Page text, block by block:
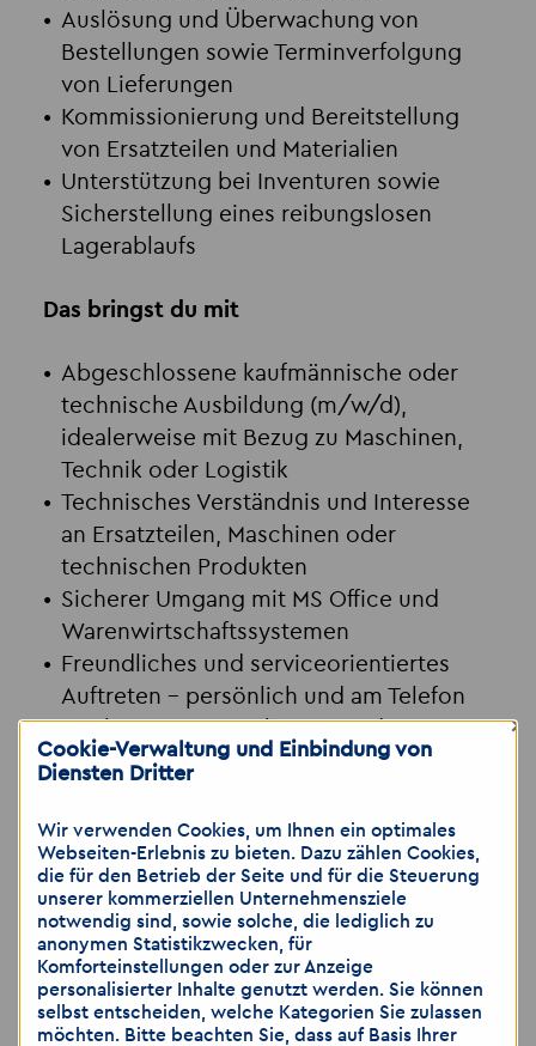
Auslösung und Überwachung von
Bestellungen sowie Terminverfolgung
von Lieferungen
Kommissionierung und Bereitstellung
von Ersatzteilen und Materialien
Unterstützung bei Inventuren sowie
Sicherstellung eines reibungslosen
Lagerablaufs
Das bringst du mit
Abgeschlossene kaufmännische oder
technische Ausbildung (m/w/d),
idealerweise mit Bezug zu Maschinen,
Technik oder Logistik
Technisches Verständnis und Interesse
an Ersatzteilen, Maschinen oder
technischen Produkten
Sicherer Umgang mit MS Office und
Warenwirtschaftssystemen
Freundliches und serviceorientiertes
Auftreten – persönlich und am Telefon
selbstständige Arbeitsweise
Jetzt bewerben!
Schick deine Bewerbung
anleipzig@akzent-personal.deoder ruf
uns direkt an unter0341 9837828
mobil0152 59141831– gerne auch per
Messenger.
Cookie-Verwaltung und Einbindung von
Diensten Dritter
×
Wir verwenden Cookies, um Ihnen ein optimales
Webseiten-Erlebnis zu bieten. Dazu zählen Cookies,
die für den Betrieb der Seite und für die Steuerung
unserer kommerziellen Unternehmensziele
notwendig sind, sowie solche, die lediglich zu
anonymen Statistikzwecken, für
Komforteinstellungen oder zur Anzeige
personalisierter Inhalte genutzt werden. Sie können
selbst entscheiden, welche Kategorien Sie zulassen
möchten. Bitte beachten Sie, dass auf Basis Ihrer